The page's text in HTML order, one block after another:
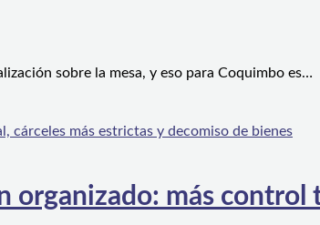
sobre la mesa, y eso para Coquimbo es…
organizado: más